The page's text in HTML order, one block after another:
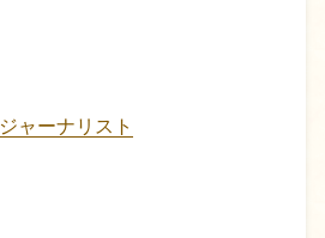
ジャーナリスト